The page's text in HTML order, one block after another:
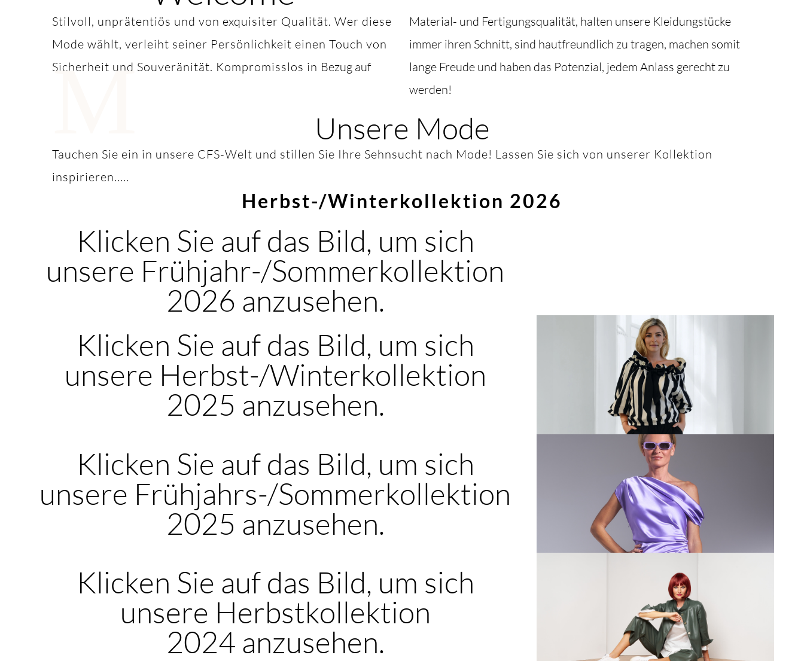
Stilvoll, unprätentiös und von exquisiter Qualität. Wer diese
Mode wählt, verleiht seiner Persönlichkeit einen Touch von
Sicherheit und Souveränität. Kompromisslos in Bezug auf
Material- und Fertigungsqualität, halten unsere Kleidungstücke
immer ihren Schnitt, sind hautfreundlich zu tragen, machen somit
lange Freude und haben das Potenzial, jedem Anlass gerecht zu
werden!
M Unsere Mode
Tauchen Sie ein in unsere CFS-Welt und stillen Sie Ihre Sehnsucht nach Mode! Lassen Sie sich von unserer Kollektion
inspirieren.....
Herbst-/Winterkollektion 2026
Klicken Sie auf das Bild, um sich
unsere Frühjahr-/Sommerkollektion
2026 anzusehen.
Klicken Sie auf das Bild, um sich
unsere Herbst-/Winterkollektion
2025 anzusehen.
Klicken Sie auf das Bild, um sich
unsere Frühjahrs-/Sommerkollektion
2025 anzusehen.
Klicken Sie auf das Bild, um sich
unsere Herbstkollektion
2024 anzusehen.